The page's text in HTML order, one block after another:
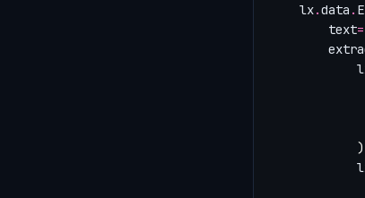
lx.data .
text=